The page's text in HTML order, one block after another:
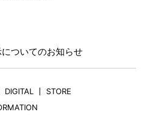
ついてのお知らせ
DIGITAL
STORE